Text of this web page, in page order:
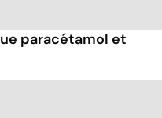
paracétamol et